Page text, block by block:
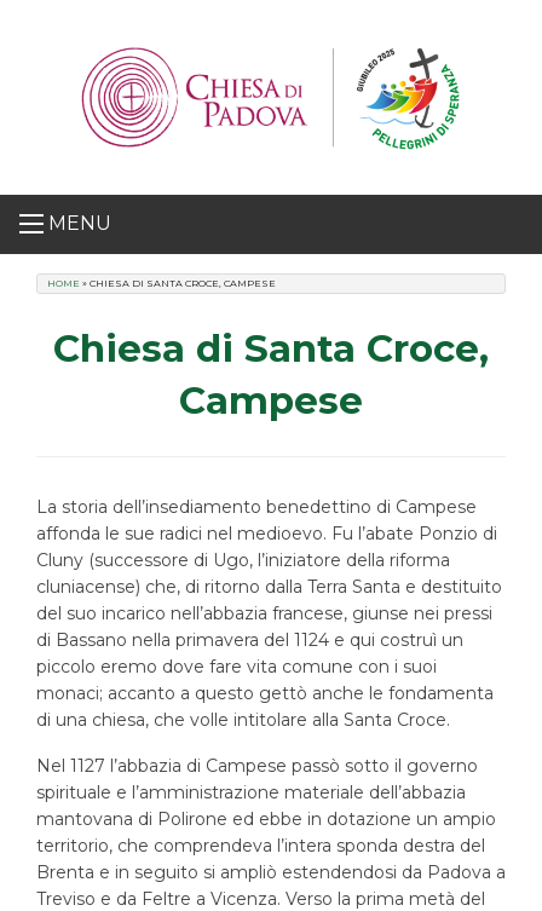
MENU
HOME » CHIESA DI SANTA CROCE, CAMPESE
Chiesa di Santa Croce,
Campese
La storia dell’insediamento benedettino di Campese
affonda le sue radici nel medioevo. Fu l’abate Ponzio di
Cluny (successore di Ugo, l’iniziatore della riforma
cluniacense) che, di ritorno dalla Terra Santa e destituito
del suo incarico nell’abbazia francese, giunse nei pressi
di Bassano nella primavera del 1124 e qui costruì un
piccolo eremo dove fare vita comune con i suoi
monaci; accanto a questo gettò anche le fondamenta
di una chiesa, che volle intitolare alla Santa Croce.
Nel 1127 l’abbazia di Campese passò sotto il governo
spirituale e l’amministrazione materiale dell’abbazia
mantovana di Polirone ed ebbe in dotazione un ampio
territorio, che comprendeva l’intera sponda destra del
Brenta e in seguito si ampliò estendendosi da Padova a
Treviso e da Feltre a Vicenza. Verso la prima metà del